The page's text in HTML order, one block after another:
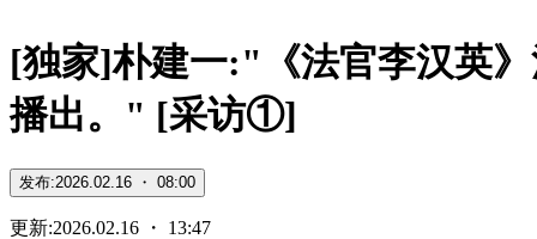
[独家]朴建一:"《法官李汉英
播出。" [采访①]
发布:2026.02.16 ・ 08:00
更新:2026.02.16 ・ 13:47